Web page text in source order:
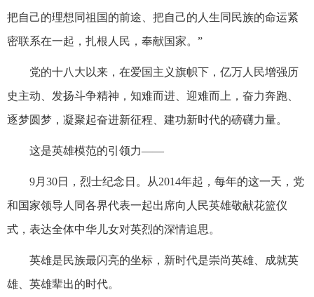
把自己的理想同祖国的前途、把自己的人生同民族的命运紧
密联系在一起，扎根人民，奉献国家。”
党的十八大以来，在爱国主义旗帜下，亿万人民增强历
史主动、发扬斗争精神，知难而进、迎难而上，奋力奔跑、
逐梦圆梦，凝聚起奋进新征程、建功新时代的磅礴力量。
这是英雄模范的引领力——
9月30日，烈士纪念日。从2014年起，每年的这一天，党
和国家领导人同各界代表一起出席向人民英雄敬献花篮仪
式，表达全体中华儿女对英烈的深情追思。
英雄是民族最闪亮的坐标，新时代是崇尚英雄、成就英
雄、英雄辈出的时代。